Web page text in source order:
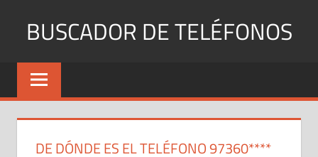
BUSCADOR DE TELÉFONOS
Identifica
Números
y
DE DÓNDE ES EL TELÉFONO 97360****